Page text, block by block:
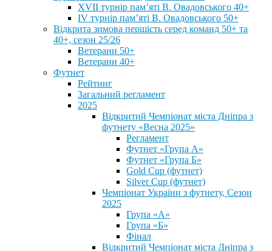
XVII турнір пам’яті В. Овадовського 40+
IV турнір пам’яті В. Овадовського 50+
Відкрита зимова першість серед команд 50+ та
40+, сезон 25/26
Ветерани 50+
Ветерани 40+
Футнет
Рейтинг
Загальний регламент
2025
Відкритий Чемпіонат міста Дніпра з
футнету «Весна 2025»
Регламент
Футнет «Група А»
Футнет «Група Б»
Gold Cup (футнет)
Silver Cup (футнет)
Чемпіонат України з футнету, Сезон
2025
Група «А»
Група «Б»
Фінал
Відкритий Чемпіонат міста Дніпра з